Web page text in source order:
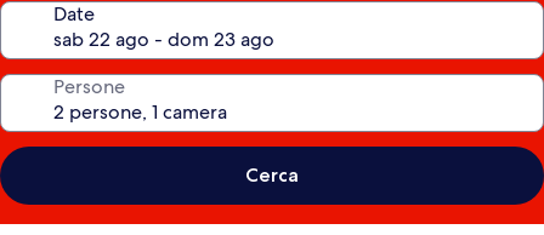
Date
Persone
Cerca